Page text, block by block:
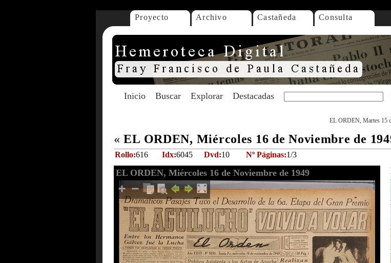
Proyecto Archivo Castañeda Consulta
Inicio Buscar Explorar Destacadas
EL ORDEN, Martes 15
« EL ORDEN, Miércoles 16 de Noviembre de
Rollo:616 Idx:6045 Dvd:10 Nº Páginas:1/3
EL ORDEN, Miércoles 16 de Noviembre de 1949